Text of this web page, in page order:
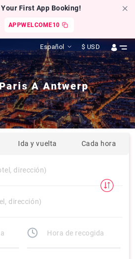
Your First App Booking!
APPWELCOME10
Español $ USD
A Antwerp
Ida y vuelta Cada hora
dirección)
dirección)